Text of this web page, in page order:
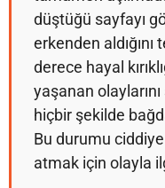
düştüğü sayfayı
erkenden
derece hayal
yaşanan
hiçbir şekilde
Bu durumu ciddiye
atmak için olayla